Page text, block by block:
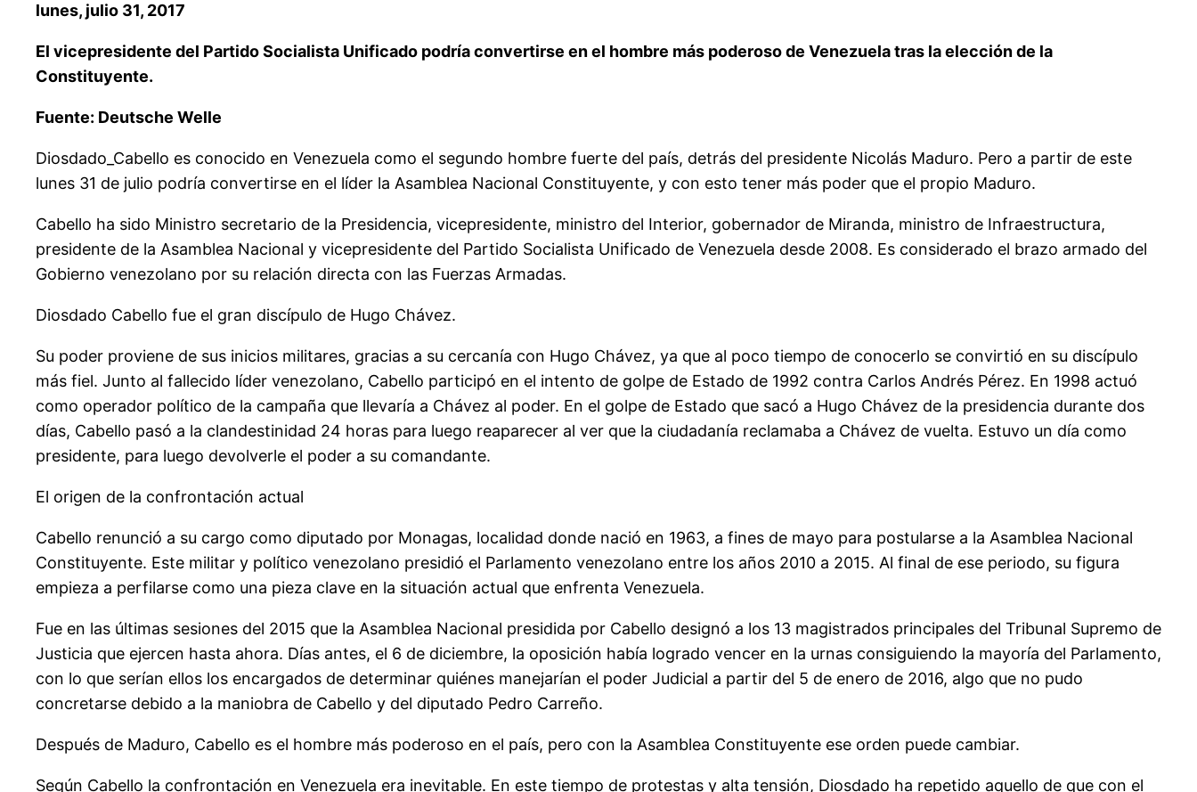
lunes, julio 31, 2017
El vicepresidente del Partido Socialista Unificado podría convertirse en el hombre más poderoso de Venezuela tras la elección de la
Constituyente.
Fuente: Deutsche Welle
Diosdado_Cabello es conocido en Venezuela como el segundo hombre fuerte del país, detrás del presidente Nicolás Maduro. Pero a partir de este
lunes 31 de julio podría convertirse en el líder la Asamblea Nacional Constituyente, y con esto tener más poder que el propio Maduro.
Cabello ha sido Ministro secretario de la Presidencia, vicepresidente, ministro del Interior, gobernador de Miranda, ministro de Infraestructura,
presidente de la Asamblea Nacional y vicepresidente del Partido Socialista Unificado de Venezuela desde 2008. Es considerado el brazo armado del
Gobierno venezolano por su relación directa con las Fuerzas Armadas.
Diosdado Cabello fue el gran discípulo de Hugo Chávez.
Su poder proviene de sus inicios militares, gracias a su cercanía con Hugo Chávez, ya que al poco tiempo de conocerlo se convirtió en su discípulo
más fiel. Junto al fallecido líder venezolano, Cabello participó en el intento de golpe de Estado de 1992 contra Carlos Andrés Pérez. En 1998 actuó
como operador político de la campaña que llevaría a Chávez al poder. En el golpe de Estado que sacó a Hugo Chávez de la presidencia durante dos
días, Cabello pasó a la clandestinidad 24 horas para luego reaparecer al ver que la ciudadanía reclamaba a Chávez de vuelta. Estuvo un día como
presidente, para luego devolverle el poder a su comandante.
El origen de la confrontación actual
Cabello renunció a su cargo como diputado por Monagas, localidad donde nació en 1963, a fines de mayo para postularse a la Asamblea Nacional
Constituyente. Este militar y político venezolano presidió el Parlamento venezolano entre los años 2010 a 2015. Al final de ese periodo, su figura
empieza a perfilarse como una pieza clave en la situación actual que enfrenta Venezuela.
Fue en las últimas sesiones del 2015 que la Asamblea Nacional presidida por Cabello designó a los 13 magistrados principales del Tribunal Supremo de
Justicia que ejercen hasta ahora. Días antes, el 6 de diciembre, la oposición había logrado vencer en la urnas consiguiendo la mayoría del Parlamento,
con lo que serían ellos los encargados de determinar quiénes manejarían el poder Judicial a partir del 5 de enero de 2016, algo que no pudo
concretarse debido a la maniobra de Cabello y del diputado Pedro Carreño.
Después de Maduro, Cabello es el hombre más poderoso en el país, pero con la Asamblea Constituyente ese orden puede cambiar.
Según Cabello la confrontación en Venezuela era inevitable. En este tiempo de protestas y alta tensión, Diosdado ha repetido aquello de que con el